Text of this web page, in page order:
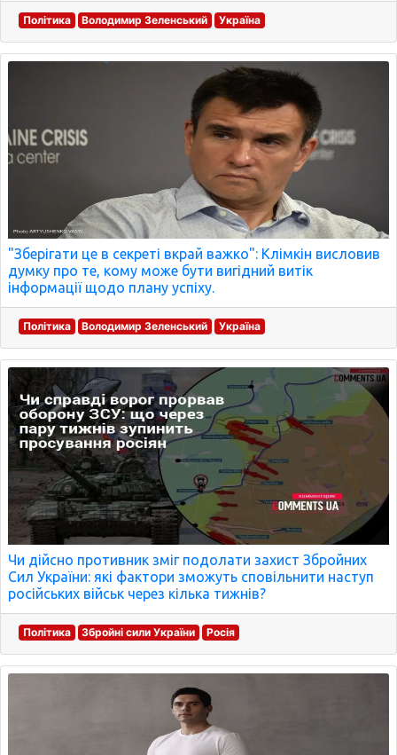
Політика Володимир Зеленський Україна
"Зберігати це в секреті вкрай важко": Клімкін висловив
думку про те, кому може бути вигідний витік
інформації щодо плану успіху.
Політика Володимир Зеленський Україна
Чи дійсно противник зміг подолати захист Збройних
Сил України: які фактори зможуть сповільнити наступ
російських військ через кілька тижнів?
Політика Збройні сили України Росія